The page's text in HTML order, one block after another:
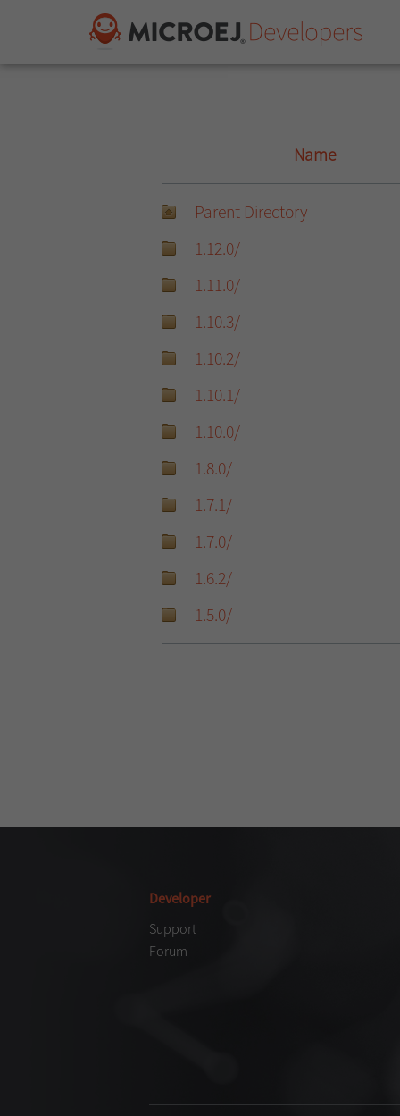
Name
Parent Directory
1.12.0/
1.11.0/
1.10.3/
1.10.2/
1.10.1/
1.10.0/
1.8.0/
1.7.1/
1.7.0/
1.6.2/
1.5.0/
Developer
Support
Forum